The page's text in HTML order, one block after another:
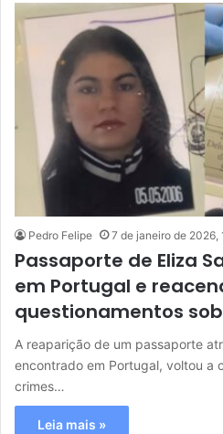
Pedro Felipe 7 de janeiro de 2026,
Passaporte de Eliza
em Portugal e
questionamentos
A reaparição de um passaporte
encontrado em Portugal, voltou a
crimes…
Leia mais »